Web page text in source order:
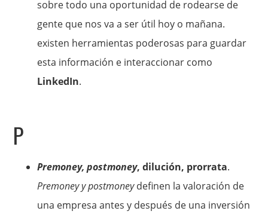
sobre todo una oportunidad de rodearse de
gente que nos va a ser útil hoy o mañana.
existen herramientas poderosas para guardar
esta información e interaccionar como
LinkedIn.
P
Premoney, postmoney, dilución, prorrata.
Premoney y postmoneydefinen la valoración de
una empresa antes y después de una inversión